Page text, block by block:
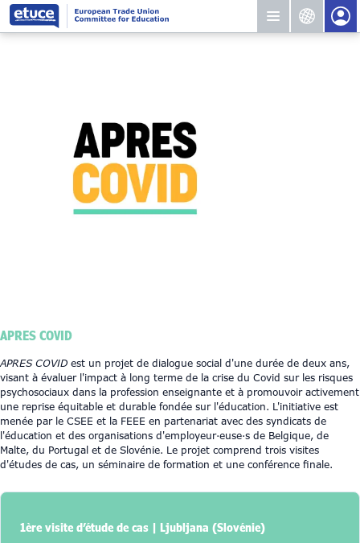
APRES COVID
APRES COVID est un projet de dialogue social d'une durée de deux ans,
visant à évaluer l'impact à long terme de la crise du Covid sur les risques
psychosociaux dans la profession enseignante et à promouvoir activement
une reprise équitable et durable fondée sur l'éducation. L'initiative est
menée par le CSEE et la FEEE en partenariat avec des syndicats de
l'éducation et des organisations d'employeur·euse·s de Belgique, de
Malte, du Portugal et de Slovénie. Le projet comprend trois visites
d'études de cas, un séminaire de formation et une conférence finale.
1ère visite d’étude de cas | Ljubljana (Slovénie)